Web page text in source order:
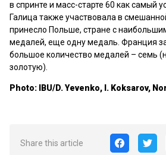
в спринте и масс-старте 60 как самый
Галица также участвовала в
принесло Польше, стране с
медалей, еще одну медаль. Франция
большое количество медалей – семь
золотую).
Photo: IBU/D. Yevenko, I. Koksarov,
Share this article